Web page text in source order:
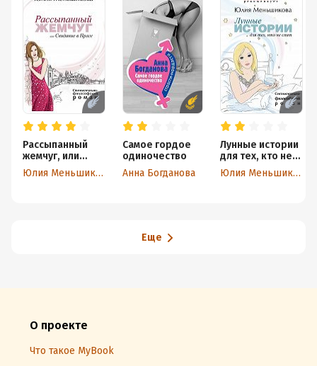
Рассыпанный
жемчуг, или
Свидание в
Праге
Юлия Меньшикова
Самое гордое
одиночество
Анна Богданова
Лунные истории
для тех, кто не
спит
Юлия Меньшикова
Еще
О проекте
Что такое MyBook